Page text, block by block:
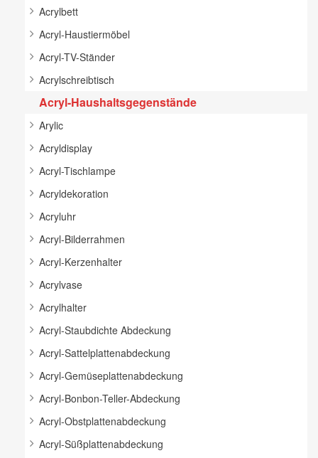
Acrylbett
Acryl-Haustiermöbel
Acryl-TV-Ständer
Acrylschreibtisch
Acryl-Haushaltsgegenstände
Arylic
Acryldisplay
Acryl-Tischlampe
Acryldekoration
Acryluhr
Acryl-Bilderrahmen
Acryl-Kerzenhalter
Acrylvase
Acrylhalter
Acryl-Staubdichte Abdeckung
Acryl-Sattelplattenabdeckung
Acryl-Gemüseplattenabdeckung
Acryl-Bonbon-Teller-Abdeckung
Acryl-Obstplattenabdeckung
Acryl-Süßplattenabdeckung